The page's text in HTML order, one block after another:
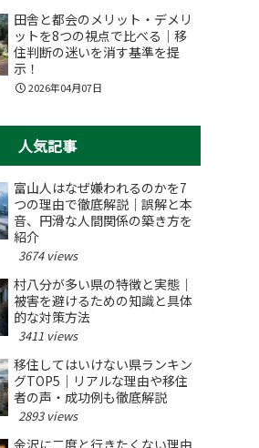
田舎と都会のメリット・デメリ
ットを8つの視点で比べる｜移
住判断の迷いを消す基準を提
示！
2026年04月07日
人気記事
富山人はなぜ嫌われるのかを7
つの理由で徹底解説｜誤解と本
音、円滑な人間関係の築き方を
紹介
3674 views
村八分が多い県の特徴と実態｜
被害を避けるための知識と具体
的な対策方法
3411 views
移住してはいけない県ランキン
グTOP5｜リアルな理由や移住
者の声・成功例も徹底解説
2893 views
金沢に二度と行きたくない理由